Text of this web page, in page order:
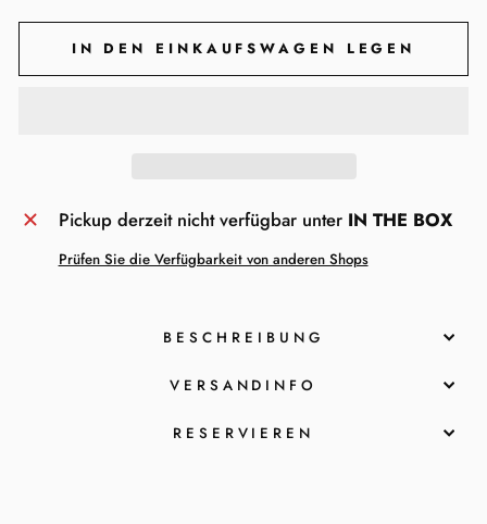
IN DEN EINKAUFSWAGEN LEGEN
Pickup derzeit nicht verfügbar unter IN THE BOX
Prüfen Sie die Verfügbarkeit von anderen Shops
BESCHREIBUNG
VERSANDINFO
RESERVIEREN